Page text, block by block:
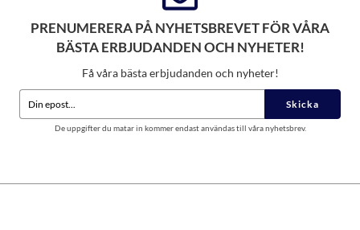
PRENUMERERA PÅ NYHETSBREVET FÖR VÅRA
BÄSTA ERBJUDANDEN OCH NYHETER!
Få våra bästa erbjudanden och nyheter!
Skicka
De uppgifter du matar in kommer endast användas till våra nyhetsbrev.